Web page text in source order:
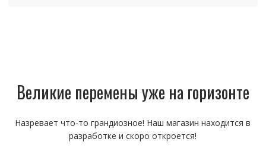
Великие перемены уже на горизонте
Назревает что-то грандиозное! Наш магазин находится в
разработке и скоро откроется!